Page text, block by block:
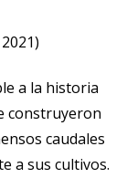
a la historia
construyeron
caudales
a sus cultivos.